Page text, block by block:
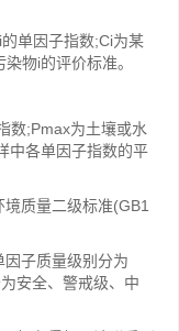
单因子指数;Ci为某
物i的评价标准。
;Pmax为土壤或水
中各单因子指数的平
质量二级标准(GB1
子质量级别分为
安全、警戒级、中